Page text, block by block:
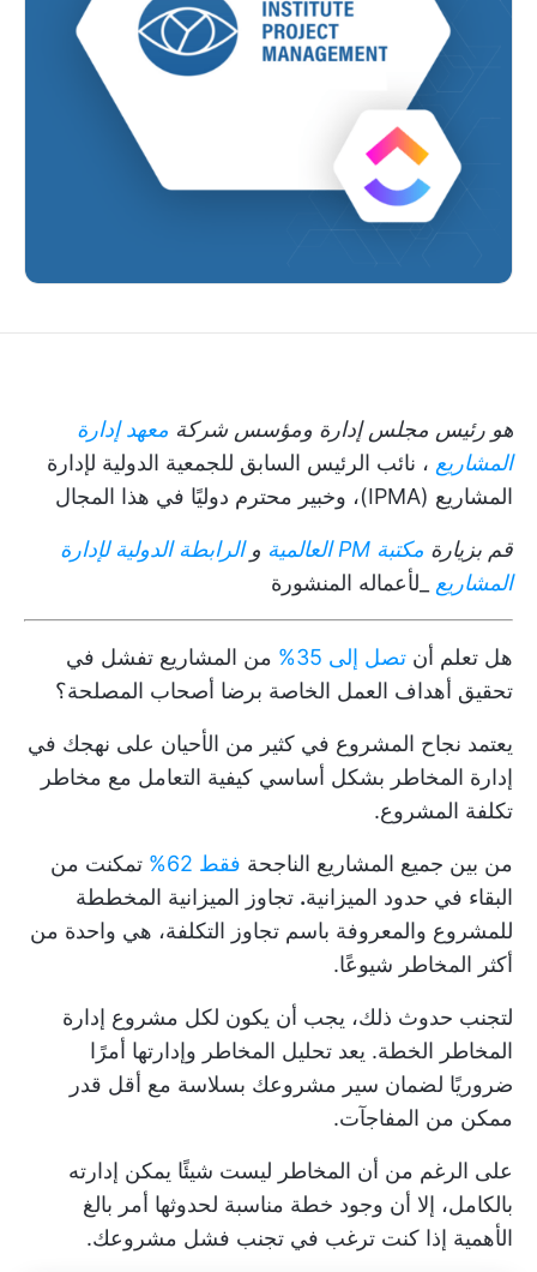
هو رئيس مجلس إدارة ومؤسس شركة معهد إدارة
المشاريع ، نائب الرئيس السابق للجمعية الدولية لإدارة
المشاريع (IPMA)، وخبير محترم دوليًا في هذا المجال
قم بزيارة مكتبة PM العالمية و الرابطة الدولية لإدارة
المشاريع _لأعماله المنشورة
هل تعلم أن تصل إلى 35%
من المشاريع تفشل في
تحقيق أهداف العمل الخاصة برضا أصحاب المصلحة؟
يعتمد نجاح المشروع في كثير من الأحيان على نهجك في
إدارة المخاطر بشكل أساسي كيفية التعامل مع مخاطر
تكلفة المشروع.
من بين جميع المشاريع الناجحة فقط 62%
تمكنت من
البقاء في حدود الميزانية. تجاوز الميزانية المخططة
للمشروع والمعروفة باسم تجاوز التكلفة، هي واحدة من
أكثر المخاطر شيوعًا.
لتجنب حدوث ذلك، يجب أن يكون لكل مشروع إدارة
المخاطر الخطة. يعد تحليل المخاطر وإدارتها أمرًا
ضروريًا لضمان سير مشروعك بسلاسة مع أقل قدر
ممكن من المفاجآت.
على الرغم من أن المخاطر ليست شيئًا يمكن إدارته
بالكامل، إلا أن وجود خطة مناسبة لحدوثها أمر بالغ
الأهمية إذا كنت ترغب في تجنب فشل مشروعك.